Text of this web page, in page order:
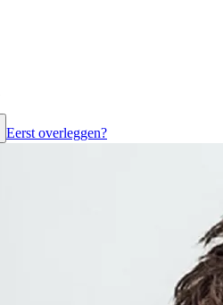
Eerst overleggen?